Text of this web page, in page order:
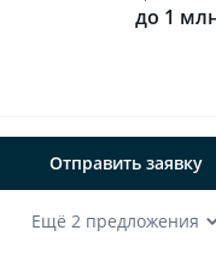
до 1
Отправить заявку
Ещё 2 предложения